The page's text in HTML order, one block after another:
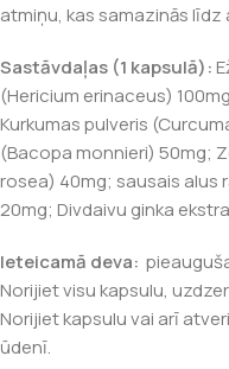
atmiņu, kas samazinās līdz
Sastāvdaļas (1 kapsulā):
(Hericium erinaceus)
Kurkumas pulveris
(Bacopa monnieri) 50mg;
rosea) 40mg; sausais alus
20mg; Divdaivu ginka
Ieteicamā deva:
Norijiet visu kapsulu,
Norijiet kapsulu vai arī
ūdenī.